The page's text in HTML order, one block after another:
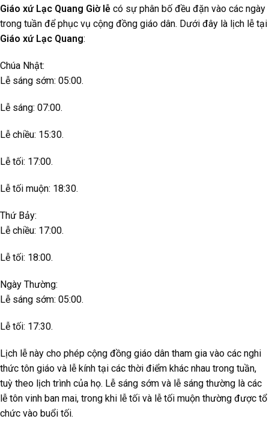
Giáo xứ Lạc Quang Giờ lễ có sự phân bố đều đặn vào các ngày
trong tuần để phục vụ cộng đồng giáo dân. Dưới đây là lịch lễ tại
Giáo xứ Lạc Quang:
Chúa Nhật:
Lễ sáng sớm: 05:00.
Lễ sáng: 07:00.
Lễ chiều: 15:30.
Lễ tối: 17:00.
Lễ tối muộn: 18:30.
Thứ Bảy:
Lễ chiều: 17:00.
Lễ tối: 18:00.
Ngày Thường:
Lễ sáng sớm: 05:00.
Lễ tối: 17:30.
Lịch lễ này cho phép cộng đồng giáo dân tham gia vào các nghi
thức tôn giáo và lễ kính tại các thời điểm khác nhau trong tuần,
tuỳ theo lịch trình của họ. Lễ sáng sớm và lễ sáng thường là các
lễ tôn vinh ban mai, trong khi lễ tối và lễ tối muộn thường được tổ
chức vào buổi tối.